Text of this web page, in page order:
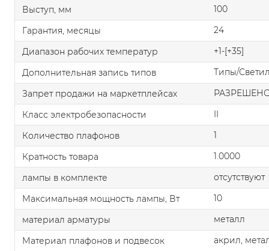
Выступ, мм
100
Гарантия, месяцы
24
Диапазон рабочих температур
+1-[+35]
Дополнительная запись типов
Типы/
Запрет продажи на маркетплейсах
Класс электробезопасности
II
Количество плафонов
1
Кратность товара
1.0000
лампы в комплекте
отсутствуют
Максимальная мощность лампы, Вт
10
материал арматуры
металл
Материал плафонов и подвесок
акрил,